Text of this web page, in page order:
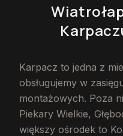
Karpacz to jedna z
obsługujemy w
montażowych. Poza
Piekary Wielkie,
większy ośrodek to